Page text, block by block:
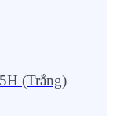
(Trắng)